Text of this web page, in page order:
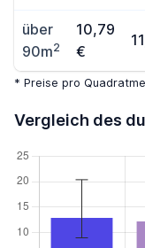
über
90m2
10,79
€
* Preise pro
Vergleich des